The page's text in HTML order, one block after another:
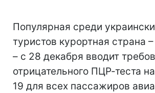
Популярная среди
туристов курортная страна
– с 28 декабря вводит
отрицательного ПЦР-теста
19 для всех пассажиров